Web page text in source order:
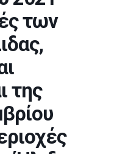
των
της